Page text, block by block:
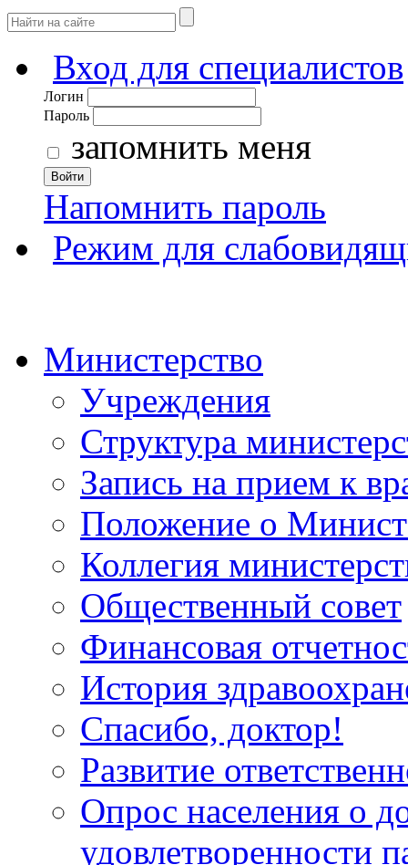
Вход для специалистов
Логин
Пароль
запомнить меня
Войти
Напомнить пароль
Режим для
Министерство
Учреждения
Структура
Запись на прием к
Положение о
Коллегия
Общественный совет
Финансовая
История
Спасибо, доктор!
Развитие
Опрос населения о
удовлетворенности